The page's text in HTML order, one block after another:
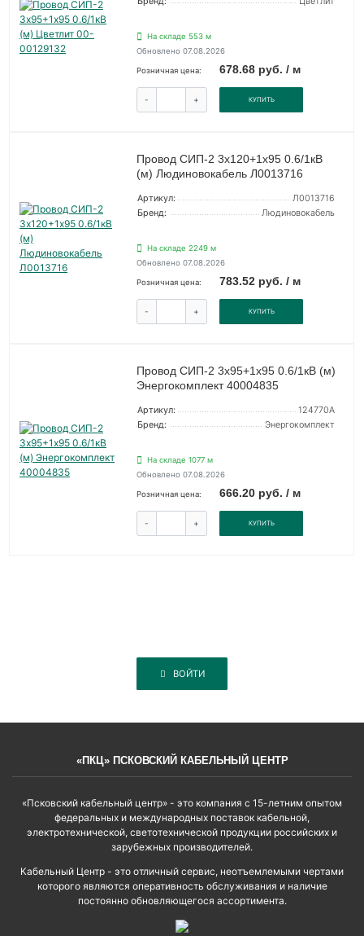
На складе 553 м
Обновлено 07.08.2026
Розничная цена: 678.68 руб. / м
- + КУПИТЬ
Провод СИП-2 3х120+1х95 0.6/1кВ
(м) Людиновокабель Л0013716
Артикул:
Л0013716
Бренд:
Людиновокабель
На складе 2249 м
Обновлено 07.08.2026
Розничная цена: 783.52 руб. / м
- + КУПИТЬ
Провод СИП-2 3х95+1х95 0.6/1кВ (м)
Энергокомплект 40004835
Артикул:
124770А
Бренд:
Энергокомплект
На складе 1077 м
Обновлено 07.08.2026
Розничная цена: 666.20 руб. / м
- + КУПИТЬ
ВОЙТИ
«ПКЦ» ПСКОВСКИЙ КАБЕЛЬНЫЙ ЦЕНТР
«Псковский кабельный центр» - это компания с 15-летним опытом
федеральных и международных поставок кабельной,
электротехнической, светотехнической продукции российских и
зарубежных производителей.
Кабельный Центр - это отличный сервис, неотъемлемыми чертами
которого являются оперативность обслуживания и наличие
постоянно обновляющегося ассортимента.